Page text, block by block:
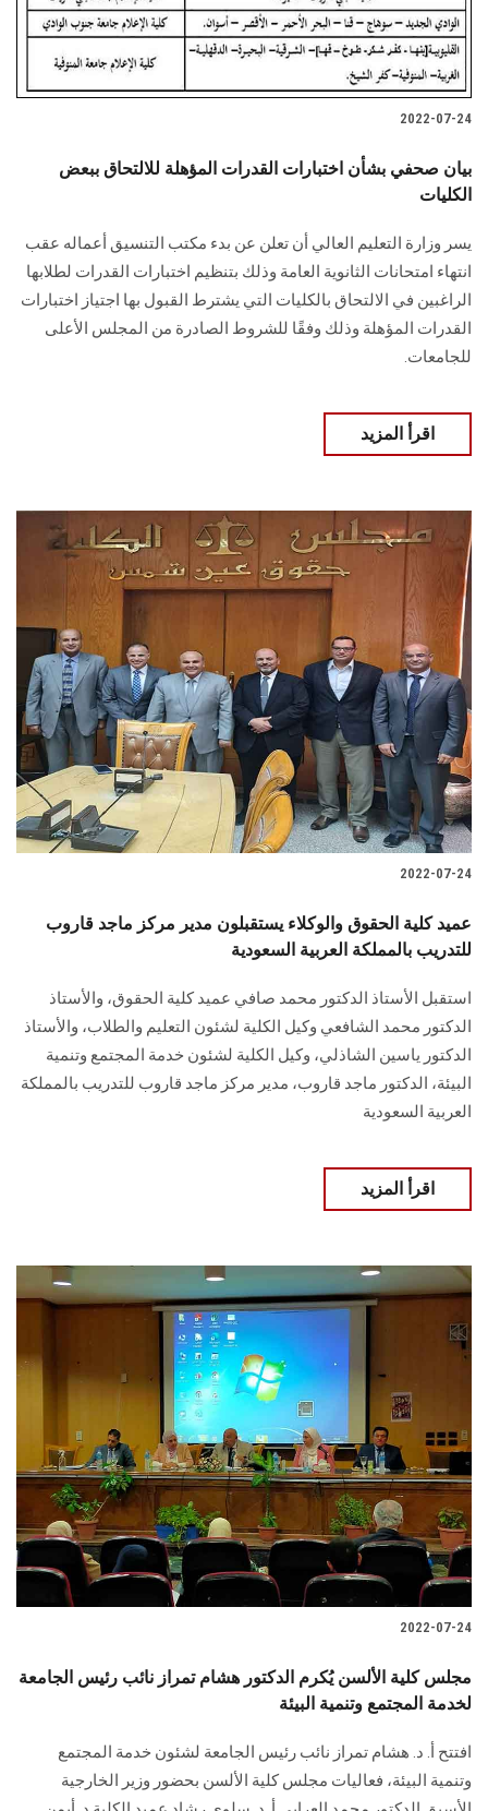
2022-07-24
بيان صحفي بشأن اختبارات القدرات المؤهلة للالتحاق ببعض
الكليات
يسر وزارة التعليم العالي أن تعلن عن بدء مكتب التنسيق أعماله عقب
انتهاء امتحانات الثانوية العامة وذلك بتنظيم اختبارات القدرات لطلابها
الراغبين في الالتحاق بالكليات التي يشترط القبول بها اجتياز اختبارات
القدرات المؤهلة وذلك وفقًا للشروط الصادرة من المجلس الأعلى
للجامعات.
اقرأ المزيد
2022-07-24
عميد كلية الحقوق والوكلاء يستقبلون مدير مركز ماجد قاروب
للتدريب بالمملكة العربية السعودية
استقبل الأستاذ الدكتور محمد صافي عميد كلية الحقوق، والأستاذ
الدكتور محمد الشافعي وكيل الكلية لشئون التعليم والطلاب، والأستاذ
الدكتور ياسين الشاذلي، وكيل الكلية لشئون خدمة المجتمع وتنمية
البيئة، الدكتور ماجد قاروب، مدير مركز ماجد قاروب للتدريب بالمملكة
العربية السعودية
اقرأ المزيد
2022-07-24
مجلس كلية الألسن يُكرم الدكتور هشام تمراز نائب رئيس الجامعة
لخدمة المجتمع وتنمية البيئة
افتتح أ. د. هشام تمراز نائب رئيس الجامعة لشئون خدمة المجتمع
وتنمية البيئة، فعاليات مجلس كلية الألسن بحضور وزير الخارجية